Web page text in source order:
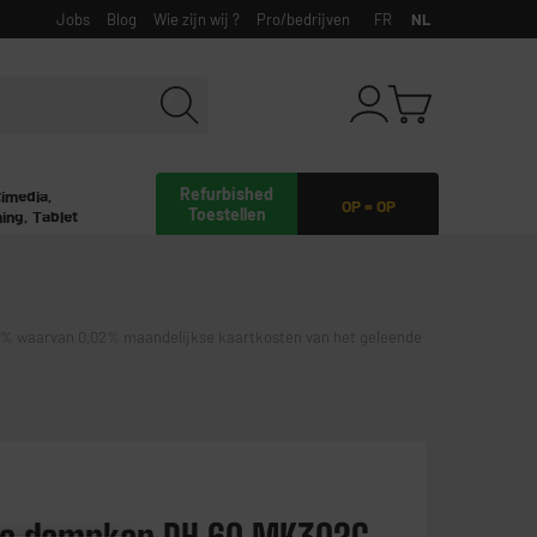
Jobs Blog Wie zijn wij ? Pro/bedrijven FR NL
OP = OP
Refurbished
Toestellen
Tablet
waarvan 0,02% maandelijkse kaartkosten van het geleende